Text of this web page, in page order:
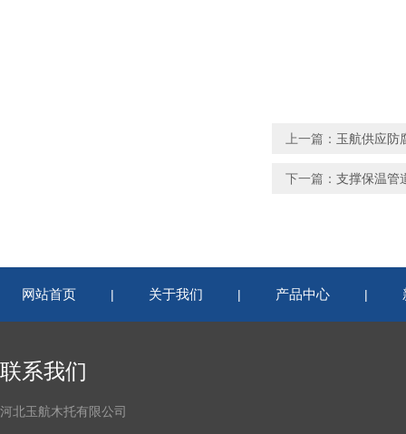
上一篇： 玉航供应防
下一篇： 支撑保温管
网站首页 | 关于我们 | 产品中心 |
联系我们
河北玉航木托有限公司